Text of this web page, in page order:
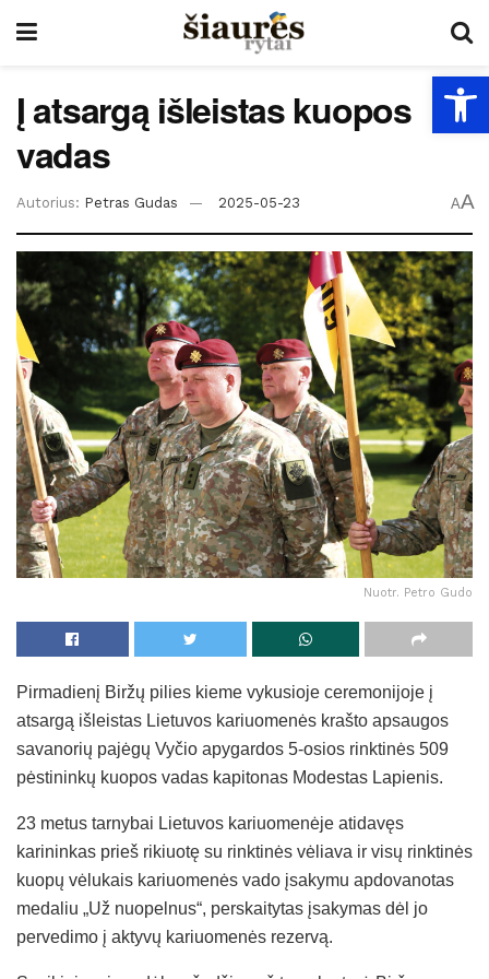
Į atsargą išleistas kuopos
vadas
Autorius: Petras Gudas 2025-05-23 AA
Nuotr. Petro Gudo
Pirmadienį Biržų pilies kieme vykusioje ceremonijoje į
atsargą išleistas Lietuvos kariuomenės krašto apsaugos
savanorių pajėgų Vyčio apygardos 5-osios rinktinės 509
pėstininkų kuopos vadas kapitonas Modestas Lapienis.
23 metus tarnybai Lietuvos kariuomenėje atidavęs
karininkas prieš rikiuotę su rinktinės vėliava ir visų rinktinės
kuopų vėlukais kariuomenės vado įsakymu apdovanotas
medaliu „Už nuopelnus“, perskaitytas įsakymas dėl jo
pervedimo į aktyvų kariuomenės rezervą.